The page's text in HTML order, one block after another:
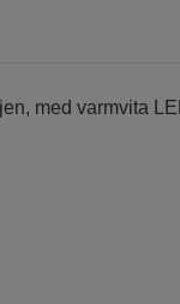
med varmvita